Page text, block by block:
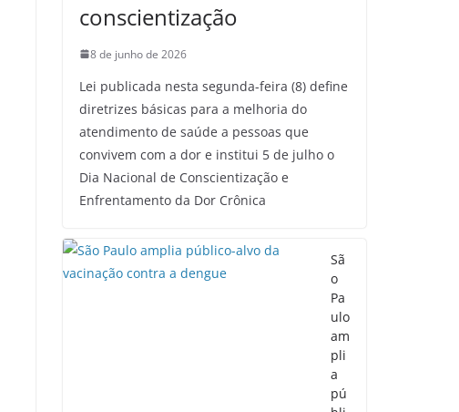
conscientização
8 de junho de 2026
Lei publicada nesta segunda-feira (8) define
diretrizes básicas para a melhoria do
atendimento de saúde a pessoas que
convivem com a dor e institui 5 de julho o
Dia Nacional de Conscientização e
Enfrentamento da Dor Crônica
Sã
o
Pa
ulo
am
pli
a
pú